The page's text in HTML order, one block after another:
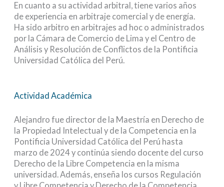
En cuanto a su actividad arbitral, tiene varios años
de experiencia en arbitraje comercial y de energía.
Ha sido arbitro en arbitrajes ad hoc o administrados
por la Cámara de Comercio de Lima y el Centro de
Análisis y Resolución de Conflictos de la Pontificia
Universidad Católica del Perú.
Actividad Académica
Alejandro fue director de la Maestría en Derecho de
la Propiedad Intelectual y de la Competencia en la
Pontificia Universidad Católica del Perú hasta
marzo de 2024 y continúa siendo docente del curso
Derecho de la Libre Competencia en la misma
universidad. Además, enseña los cursos Regulación